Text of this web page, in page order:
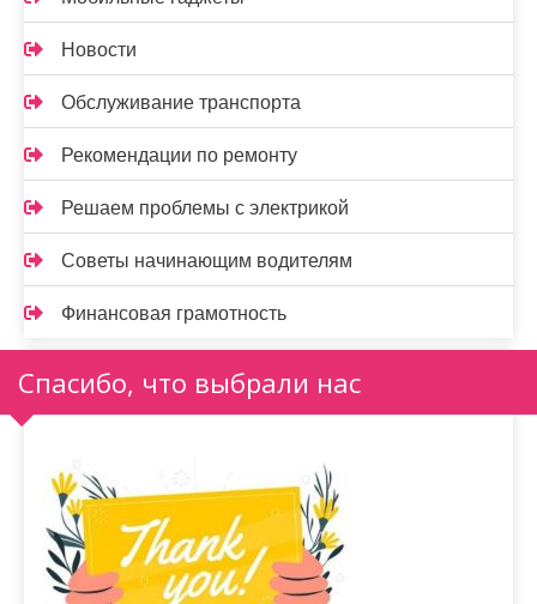
Новости
Обслуживание транспорта
Рекомендации по ремонту
Решаем проблемы с электрикой
Советы начинающим водителям
Финансовая грамотность
Спасибо, что выбрали нас